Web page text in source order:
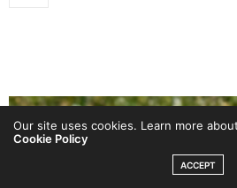
Our site uses cookies. Learn more
Cookie Policy
ACCEPT